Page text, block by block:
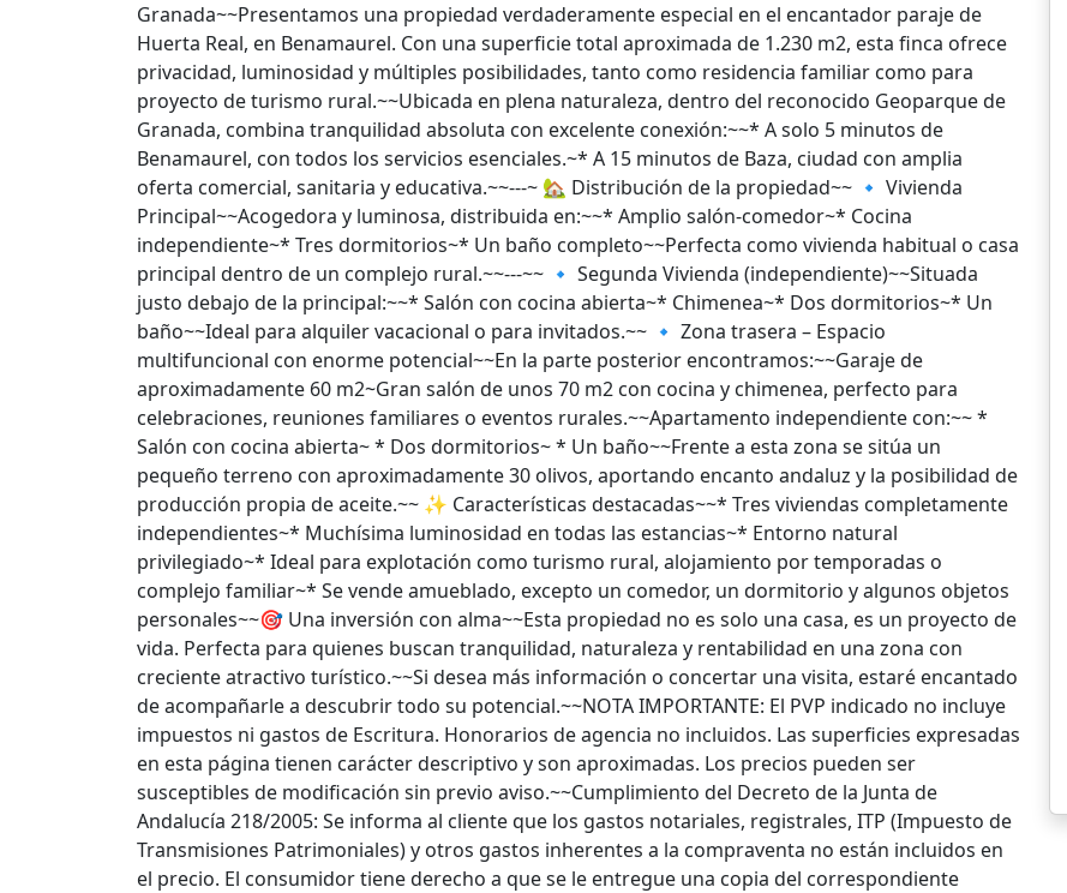
Granada~~Presentamos una propiedad verdaderamente especial en el encantador paraje de
Huerta Real, en Benamaurel. Con una superficie total aproximada de 1.230 m2, esta finca ofrece
privacidad, luminosidad y múltiples posibilidades, tanto como residencia familiar como para
proyecto de turismo rural.~~Ubicada en plena naturaleza, dentro del reconocido Geoparque de
Granada, combina tranquilidad absoluta con excelente conexión:~~* A solo 5 minutos de
Benamaurel, con todos los servicios esenciales.~* A 15 minutos de Baza, ciudad con amplia
oferta comercial, sanitaria y educativa.~~---~ 🏡 Distribución de la propiedad~~ 🔹 Vivienda
Principal~~Acogedora y luminosa, distribuida en:~~* Amplio salón-comedor~* Cocina
independiente~* Tres dormitorios~* Un baño completo~~Perfecta como vivienda habitual o casa
principal dentro de un complejo rural.~~---~~ 🔹 Segunda Vivienda (independiente)~~Situada
justo debajo de la principal:~~* Salón con cocina abierta~* Chimenea~* Dos dormitorios~* Un
baño~~Ideal para alquiler vacacional o para invitados.~~ 🔹 Zona trasera – Espacio
multifuncional con enorme potencial~~En la parte posterior encontramos:~~Garaje de
aproximadamente 60 m2~Gran salón de unos 70 m2 con cocina y chimenea, perfecto para
celebraciones, reuniones familiares o eventos rurales.~~Apartamento independiente con:~~ *
Salón con cocina abierta~ * Dos dormitorios~ * Un baño~~Frente a esta zona se sitúa un
pequeño terreno con aproximadamente 30 olivos, aportando encanto andaluz y la posibilidad de
producción propia de aceite.~~ ✨ Características destacadas~~* Tres viviendas completamente
independientes~* Muchísima luminosidad en todas las estancias~* Entorno natural
privilegiado~* Ideal para explotación como turismo rural, alojamiento por temporadas o
complejo familiar~* Se vende amueblado, excepto un comedor, un dormitorio y algunos objetos
personales~~🎯 Una inversión con alma~~Esta propiedad no es solo una casa, es un proyecto de
vida. Perfecta para quienes buscan tranquilidad, naturaleza y rentabilidad en una zona con
creciente atractivo turístico.~~Si desea más información o concertar una visita, estaré encantado
de acompañarle a descubrir todo su potencial.~~NOTA IMPORTANTE: El PVP indicado no incluye
impuestos ni gastos de Escritura. Honorarios de agencia no incluidos. Las superficies expresadas
en esta página tienen carácter descriptivo y son aproximadas. Los precios pueden ser
susceptibles de modificación sin previo aviso.~~Cumplimiento del Decreto de la Junta de
Andalucía 218/2005: Se informa al cliente que los gastos notariales, registrales, ITP (Impuesto de
Transmisiones Patrimoniales) y otros gastos inherentes a la compraventa no están incluidos en
el precio. El consumidor tiene derecho a que se le entregue una copia del correspondiente